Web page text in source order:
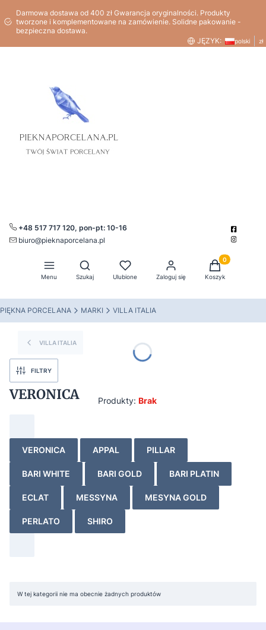
Darmowa dostawa od 400 zł Gwarancja oryginalności. Produkty
tworzone i komplementowane na zamówienie. Solidne pakowanie -
bezpieczna dostawa.
JĘZYK:
polski zł
+48 517 717 120, pon-pt: 10-16
biuro@pieknaporcelana.pl
Menu
Otwórz wyszukiwarkę
Szukaj Ulubione Zaloguj się
Produkty w
Koszyk
PIĘKNA PORCELANA MARKI VILLA ITALIA
VILLA ITALIA
FILTRY
VERONICA Produkty: Brak
VERONICA APPAL PILLAR
BARI WHITE BARI GOLD BARI PLATIN
ECLAT MESSYNA MESYNA GOLD
PERLATO SHIRO
Lista produktów
W tej kategorii nie ma obecnie żadnych produktów